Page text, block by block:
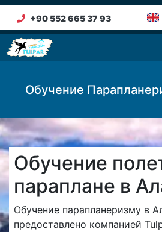
+90 552 665 37 93
Обучение
Обучение
параплане в
Обучение парапланеризму в
предоставлено компанией